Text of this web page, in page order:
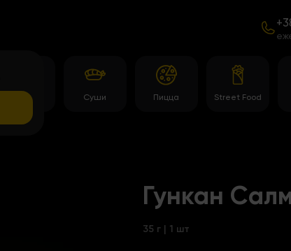
Темпура
роллы
Суши Пицца Street Food
Гункан
35 г | 1 шт